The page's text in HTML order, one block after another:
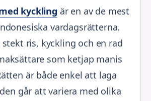
kyckling är en av de mest
vardagsrätterna.
stekt ris, kyckling och en rad
som ketjap manis
är både enkel att laga
går att variera med olika